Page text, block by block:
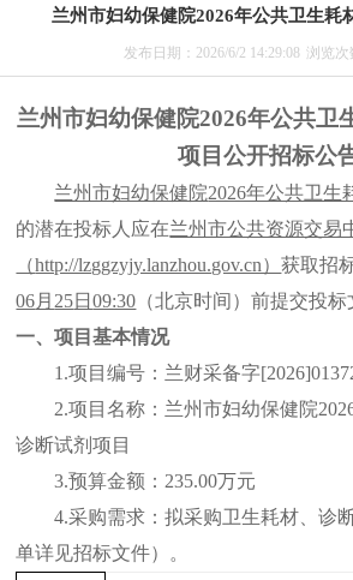
兰州市妇幼保健院2026年公共卫生耗
发布日期：2026/6/2 14:29:08 浏览次
兰州市妇幼保健院2026年公共卫
项目 公开招标公
兰州市妇幼保健院2026年公共卫生
的潜在投标人应在兰州市公共资源交易
（http://lzggzyjy.lanzhou.gov.cn）获取招
06月 25日09:30 （北京时间）前提交投标
一、项目基本情况
1.项目编号：兰财采备字
2.项目名称：兰州市妇幼保健院
诊断试剂项目
3.预算金额： 235.00万元
4.采购需求：拟采购卫生耗材、诊
单详见招标文件）。